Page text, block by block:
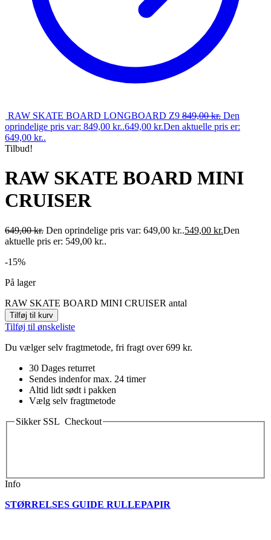
RAW SKATE BOARD LONGBOARD Z9 849,00kr. Den
oprindelige pris var: 849,00 kr..649,00 kr.Den aktuelle pris er:
649,00 kr..
Tilbud!
RAW SKATE BOARD MINI
CRUISER
649,00kr. Den oprindelige pris var: 649,00 kr..549,00 kr.Den
aktuelle pris er: 549,00 kr..
-15%
På lager
RAW SKATE BOARD MINI CRUISER antal
Tilføj til kurv
Tilføj til ønskeliste
Du vælger selv fragtmetode, fri fragt over 699 kr.
30 Dages returret
Sendes indenfor max. 24 timer
Altid lidt sødt i pakken
Vælg selv fragtmetode
Sikker SSL Checkout
Info
STØRRELSES GUIDE RULLEPAPIR